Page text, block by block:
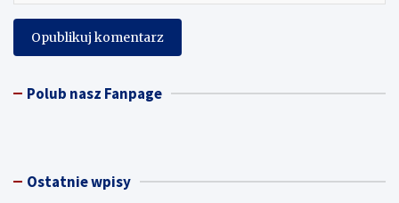
Polub nasz Fanpage
Ostatnie wpisy